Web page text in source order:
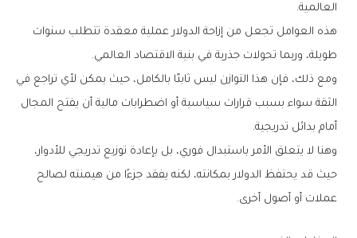
العالمية.
هذه العوامل تجعل من إزاحة الدولار عملية معقدة تتطلب سنوات
طويلة، وربما تحولات جذرية في بنية الاقتصاد العالمي.
ومع ذلك، فإن هذا التوازن ليس ثابتًا بالكامل، حيث يمكن لأي تراجع في
الثقة سواء بسبب قرارات سياسية أو اضطرابات مالية أن يفتح المجال
أمام بدائل تدريجية.
وهنا لا يتعلق الأمر باستبدال فوري، بل بإعادة توزيع تدريجي للأدوار،
حيث قد يحتفظ الدولار بمكانته، لكنه يفقد جزءًا من هيمنته لصالح
عملات أو أصول أخرى.